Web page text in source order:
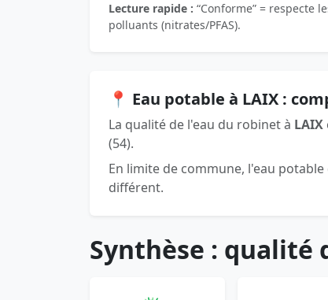
Lecture rapide : “Conforme” = respecte
polluants (nitrates/PFAS).
📍 Eau potable à LAIX :
La qualité de l'eau du robinet à LAIX
(54).
En limite de commune, l'eau potable
différent.
Synthèse : qualité